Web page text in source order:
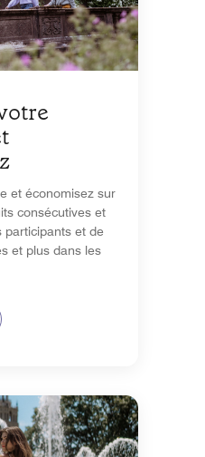
et économisez sur
consécutives et
participants et de
et plus dans les